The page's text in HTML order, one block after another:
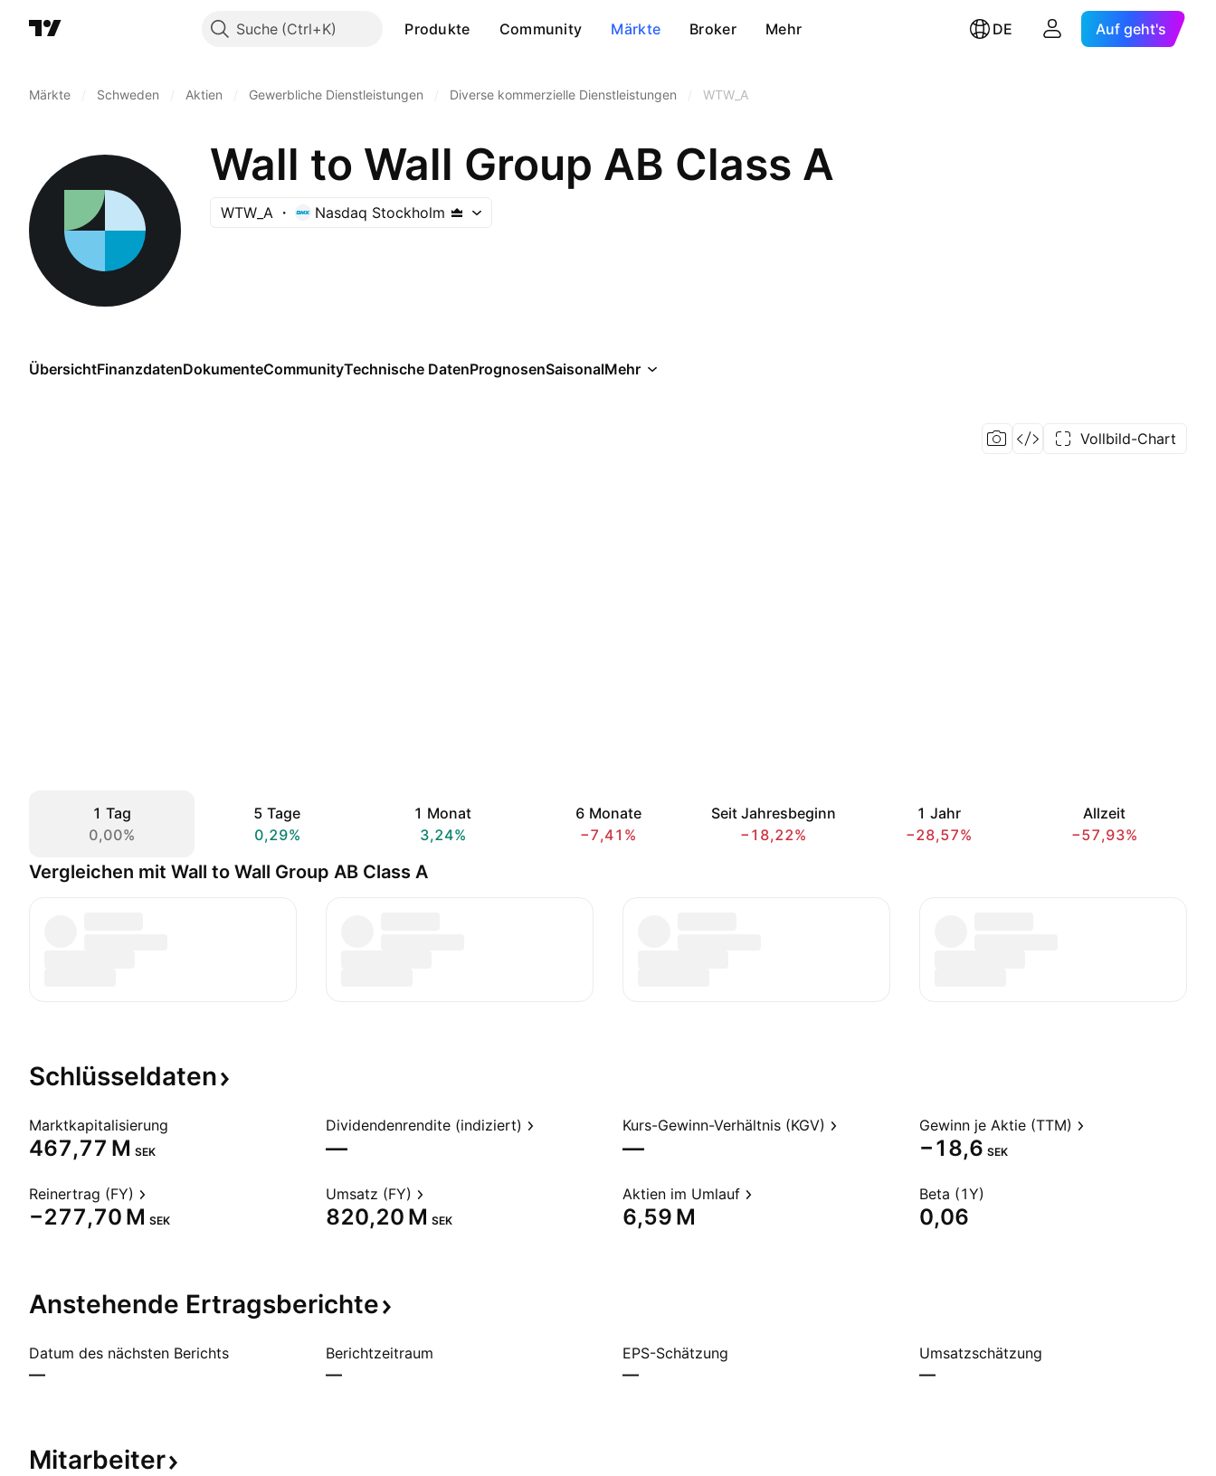
Suche Produkte Community Märkte Broker Mehr DE Auf geht's
Märkte Schweden Aktien Gewerbliche Dienstleistungen Diverse kommerzielle Dienstleistungen WTW_A
Wall to Wall Group AB Class A
WTW_A Nasdaq Stockholm
ÜbersichtFinanzdatenDokumenteCommunityTechnische DatenPrognosenSaisonalMehr
Vollbild-Chart
1 Tag
0,00%
5 Tage
0,29%
1 Monat
3,24%
6 Monate
−7,41%
Seit Jahresbeginn
−18,22%
1 Jahr
−28,57%
Allzeit
−57,93%
Vergleichen mit Wall to Wall Group AB Class A
Schlüsseldaten
Marktkapitalisierung
‪467,77 M‬ SEK
Dividendenrendite (indiziert)
—
Kurs-Gewinn-Verhältnis (KGV)
—
Gewinn je Aktie (TTM)
−18,6 SEK
Reinertrag (FY)
‪−277,70 M‬ SEK
Umsatz (FY)
‪820,20 M‬ SEK
Aktien im Umlauf
‪6,59 M‬
Beta (1Y)
0,06
Anstehende Ertragsberichte
Datum des nächsten Berichts
—
Berichtzeitraum
—
EPS-Schätzung
—
Umsatzschätzung
—
Mitarbeiter